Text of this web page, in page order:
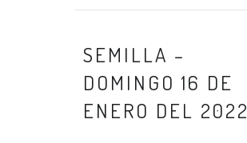
SEMILLA –
DOMINGO 16 DE
ENERO DEL 2022